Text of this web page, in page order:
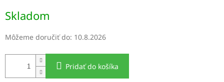
cena:
Skladom
Môžeme doručiť do: 10.8.2026
Pridať do košíka